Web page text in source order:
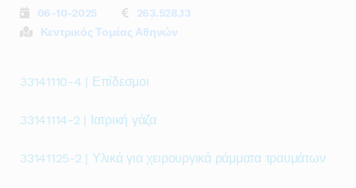
06-10-2025
263.528,13
Κεντρικός Τομέας Αθηνών
33141110-4 | Επίδεσμοι
33141114-2 | Ιατρική γάζα
33141125-2 | Υλικά για χειρουργικά ράμματα τραυμάτων